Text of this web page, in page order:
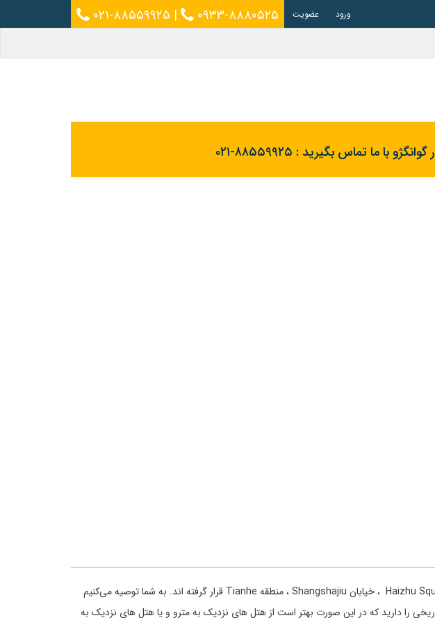
۰۲۱-۸۸۵۵۹۹۲۵ | ۰۹۳۳-۸۸۸۰۵۲۵ ورود عضویت
با ما تماس بگیرید : ۰۲۱-۸۸۵۵۹۹۲۵
حدود 430 عدد هتل در شهر گوانگ‌ژو ساخته شده است که بیشتر این هتل ها در محدوده خیابان پکن ،میدانHaizhu Square ، خیابان Shangshajiu ، منطقه Tianhe قرار گرفته اند. به شما توصیه می‌کنیم
را دارید که در این صورت بهتر است از هتل های نزدیک به مترو و یا هتل های نزدیک به